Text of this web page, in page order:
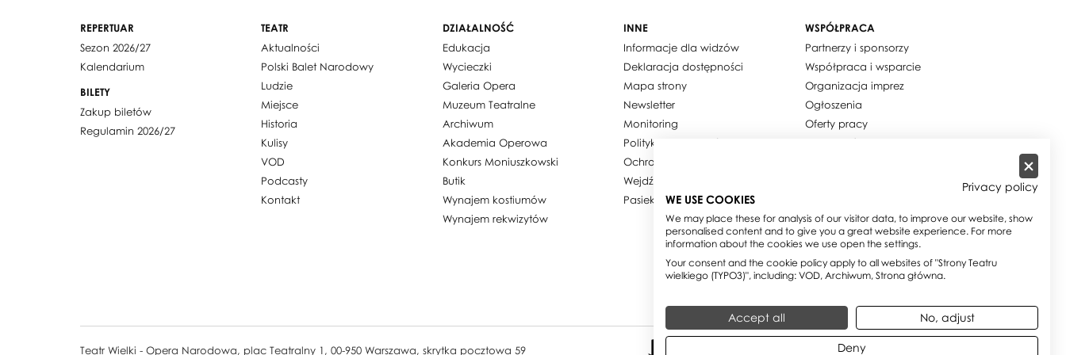
REPERTUAR
Sezon 2026/27
Kalendarium
BILETY
Zakup biletów
Regulamin 2026/27
TEATR
Aktualności
Polski Balet Narodowy
Ludzie
Miejsce
Historia
Kulisy
VOD
Podcasty
Kontakt
DZIAŁALNOŚĆ
Edukacja
Wycieczki
Galeria Opera
Muzeum Teatralne
Archiwum
Akademia Operowa
Konkurs Moniuszkowski
Butik
Wynajem kostiumów
Wynajem rekwizytów
INNE
Informacje dla widzów
Deklaracja dostępności
Mapa strony
Newsletter
Monitoring
Polityka prywatności / Cookies
Ochrona danych osobowych
Wejdź w obiektyw
Pasieka w Teatrze
WSPÓŁPRACA
Partnerzy i sponsorzy
Współpraca i wsparcie
Organizacja imprez
Ogłoszenia
Oferty pracy
Dla mediów
Biuletyn Informacji Publicznej
Teatr Wielki - Opera Narodowa, plac Teatralny 1, 00-950 Warszawa, skrytka pocztowa 59
Privacy policy
WE USE COOKIES
We may place these for analysis of our visitor data, to improve our website, show
personalised content and to give you a great website experience. For more
information about the cookies we use open the settings.
Your consent and the cookie policy apply to all websites of "Strony Teatru
wielkiego (TYPO3)", including: VOD, Archiwum, Strona główna.
Accept all No, adjust
Deny